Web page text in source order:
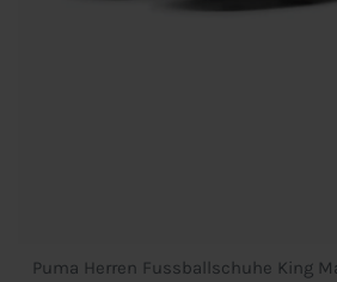
Puma Herren Fussballschuhe King